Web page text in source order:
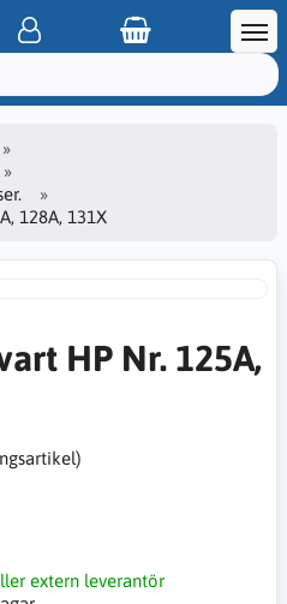
128A, 131X
HP Nr. 125A,
extern leverantör